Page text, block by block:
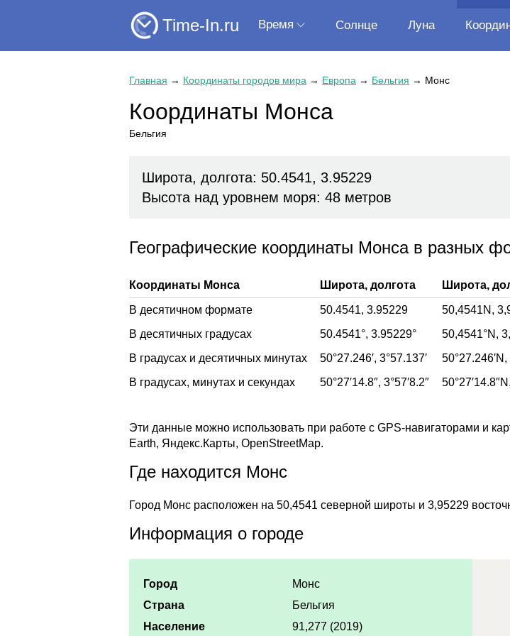
Time-In.ru Время Солнце Луна
Главная → Координаты городов мира → Европа → Бельгия → Монс
Координаты Монса
Бельгия
Широта, долгота: 50.4541, 3.95229
Высота над уровнем моря: 48 метров
Географические координаты Монса в разных
Координаты Монса Широта, долгота Широта,
В десятичном формате 50.4541, 3.95229 50,4541N,
В десятичных градусах
50.4541°, 3.95229° 50,4541°N,
В градусах и десятичных минутах
50°27.246′, 3°57.137′ 50°27.246′N,
В градусах, минутах и секундах
50°27′14.8″, 3°57′8.2″ 50°27′14.8″N,
Эти данные можно использовать при работе с GPS-навигаторами и
Earth, Яндекс.Карты, OpenStreetMap.
Где находится Монс
Город Монс расположен на 50,4541 северной широты и 3,95229
Информация о городе
Город
Монс
Страна
Бельгия
Население
91,277 (2019)